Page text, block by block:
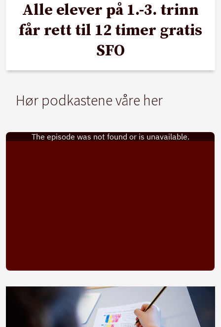
Alle elever på 1.-3. trinn
får rett til 12 timer gratis
SFO
Hør podkastene våre her